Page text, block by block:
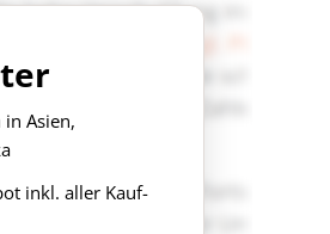
Asien,
inkl. aller Kauf-